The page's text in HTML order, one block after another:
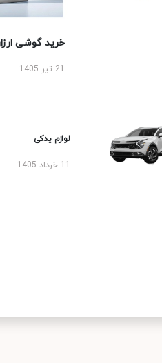
خرید گوشی ارزان
لوازم یدکی